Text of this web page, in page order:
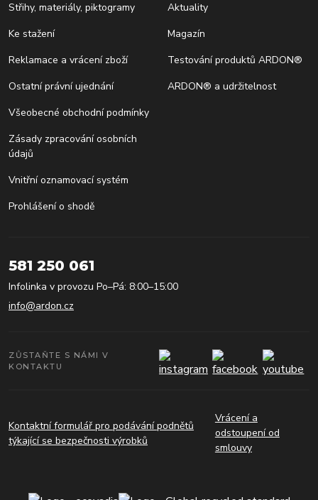
Střihy, materiály, piktogramy
Ke stažení
Reklamace a vrácení zboží
Ostatní právní ujednání
Všeobecné obchodní podmínky
Zásady zpracování osobních
údajů
Vnitřní oznamovací systém
Prohlášení o shodě
Aktuality
Magazín
Testování produktů ARDON®
ARDON® a udržitelnost
581 250 061
Infolinka v provozu Po–Pá: 8:00–15:00
info@ardon.cz
ZŮSTAŇTE S NÁMI V
KONTAKTU
Kontaktní formulář pro podávání podnětů
týkající se bezpečnosti výrobků
Vrácení a
odstoupení od
smlouvy